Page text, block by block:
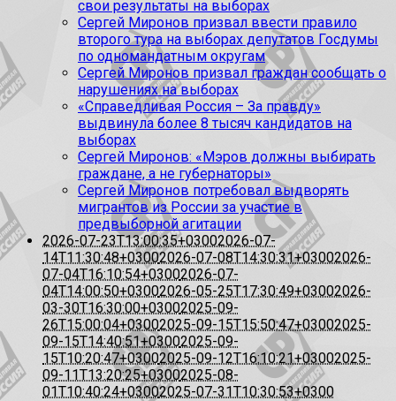
свои результаты на выборах
Сергей Миронов призвал ввести правило
второго тура на выборах депутатов Госдумы
по одномандатным округам
Сергей Миронов призвал граждан сообщать о
нарушениях на выборах
«Справедливая Россия – За правду»
выдвинула более 8 тысяч кандидатов на
выборах
Сергей Миронов: «Мэров должны выбирать
граждане, а не губернаторы»
Сергей Миронов потребовал выдворять
мигрантов из России за участие в
предвыборной агитации
2026-07-23T13:00:35+03002026-07-
14T11:30:48+03002026-07-08T14:30:31+03002026-
07-04T16:10:54+03002026-07-
04T14:00:50+03002026-05-25T17:30:49+03002026-
03-30T16:30:00+03002025-09-
26T15:00:04+03002025-09-15T15:50:47+03002025-
09-15T14:40:51+03002025-09-
15T10:20:47+03002025-09-12T16:10:21+03002025-
09-11T13:20:25+03002025-08-
01T10:40:24+03002025-07-31T10:30:53+0300